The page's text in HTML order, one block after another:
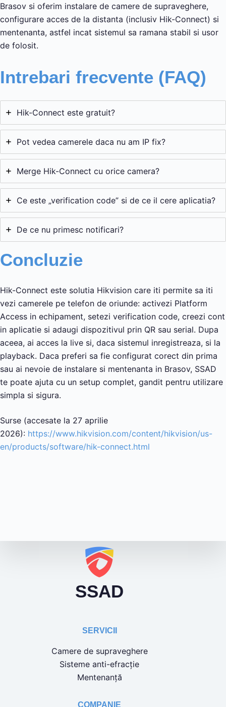
Brasov si oferim instalare de camere de supraveghere,
configurare acces de la distanta (inclusiv Hik-Connect) si
mentenanta, astfel incat sistemul sa ramana stabil si usor
de folosit.
Intrebari frecvente (FAQ)
Hik-Connect este gratuit?
Pot vedea camerele daca nu am IP fix?
Merge Hik-Connect cu orice camera?
Ce este „verification code” si de ce il cere aplicatia?
De ce nu primesc notificari?
Concluzie
Hik-Connect este solutia Hikvision care iti permite sa iti
vezi camerele pe telefon de oriunde: activezi Platform
Access in echipament, setezi verification code, creezi cont
in aplicatie si adaugi dispozitivul prin QR sau serial. Dupa
aceea, ai acces la live si, daca sistemul inregistreaza, si la
playback. Daca preferi sa fie configurat corect din prima
sau ai nevoie de instalare si mentenanta in Brasov, SSAD
te poate ajuta cu un setup complet, gandit pentru utilizare
simpla si sigura.
Surse (accesate la 27 aprilie
2026): https://www.hikvision.com/content/hikvision/us-
en/products/software/hik-connect.html
SSAD
SERVICII
Camere de supraveghere
Sisteme anti-efracție
Mentenanță
COMPANIE